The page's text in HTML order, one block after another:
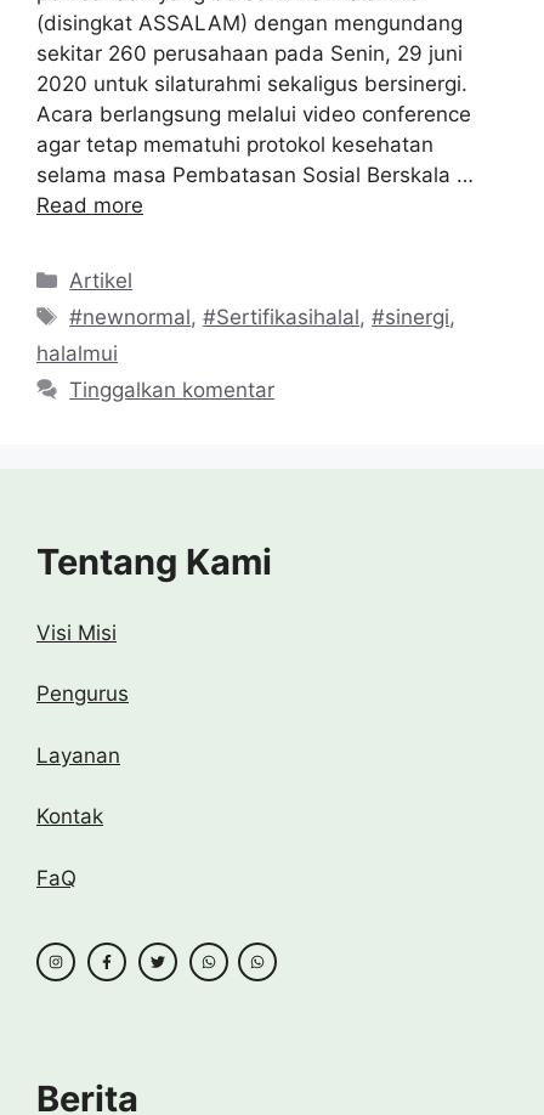
(disingkat ASSALAM) dengan mengundang
sekitar 260 perusahaan pada Senin, 29 juni
2020 untuk silaturahmi sekaligus bersinergi.
Acara berlangsung melalui video conference
agar tetap mematuhi protokol kesehatan
selama masa Pembatasan Sosial Berskala …
Read more
Kategori
Artikel
Tag
#newnormal,#Sertifikasihalal,#sinergi,
halalmui
Tinggalkan komentar
Tentang Kami
Visi Misi
Pengurus
Layanan
Kontak
FaQ
Berita